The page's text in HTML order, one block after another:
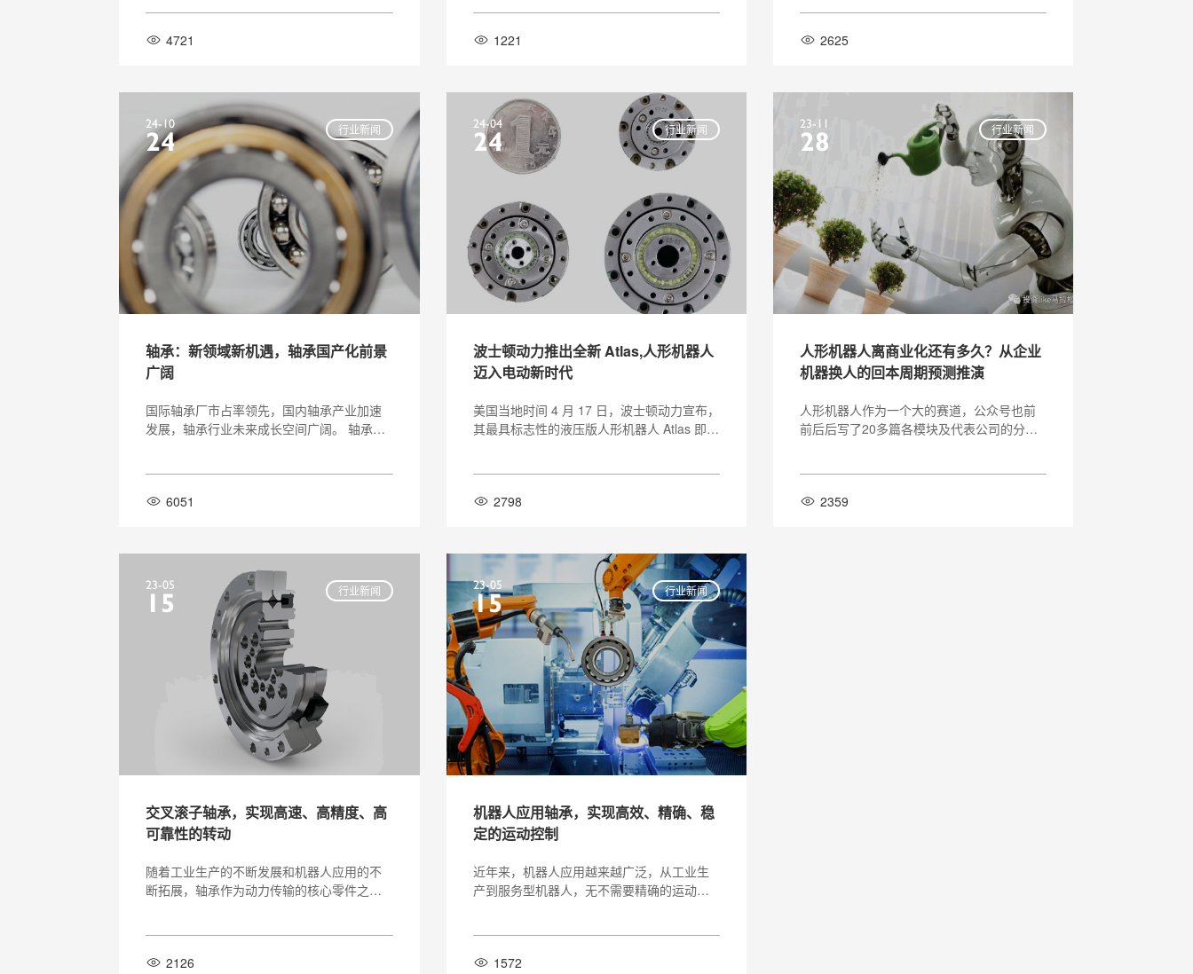
人王兴兴更因“学历太低”被投资人断言“难成
4721 1221
理是将电能转化为机械能，通过电机输出动
2625
行业新闻
24-10
24
轴承：新领域新机遇，轴承国产化前景
广阔
国际轴承厂市占率领先，国内轴承产业加速
发展，轴承行业未来成长空间广阔。 轴承是
为滑动轴承和滚动轴承， 其中滚动轴承应用
6051
行业新闻
24-04
24
波士顿动力推出全新 Atlas,人形机器人
迈入电动新时代
美国当地时间 4 月 17 日，波士顿动力宣布，
其最具标志性的液压版人形机器人 Atlas 即将
败。就在科技爱好者为 Atlas 的退出而伤感之
2798
行业新闻
23-11
28
人形机器人离商业化还有多久？从企业
机器换人的回本周期预测推演
人形机器人作为一个大的赛道，公众号也前
前后后写了20多篇各模块及代表公司的分析
修行，投资又何尝不是呢？我结合对各部件
2359
行业新闻
23-05
15
交叉滚子轴承，实现高速、高精度、高
可靠性的转动
随着工业生产的不断发展和机器人应用的不
断拓展，轴承作为动力传输的核心零件之
和高速机械领域的重要组成部分。本文将从
2126
行业新闻
23-05
15
机器人应用轴承，实现高效、精确、稳
定的运动控制
近年来，机器人应用越来越广泛，从工业生
产到服务型机器人，无不需要精确的运动控
行业内不断推陈出新，不断创新。机器人应
1572